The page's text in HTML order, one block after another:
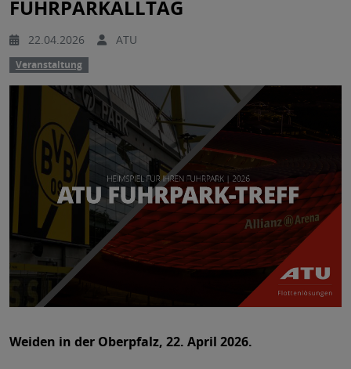
FUHRPARKALLTAG
22.04.2026 ATU
Veranstaltung
Weiden in der Oberpfalz, 22. April 2026.